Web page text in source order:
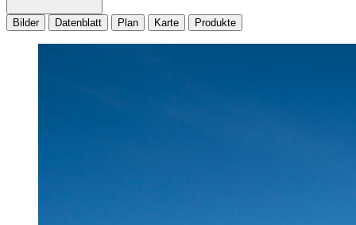
Bilder Datenblatt Plan Karte Produkte